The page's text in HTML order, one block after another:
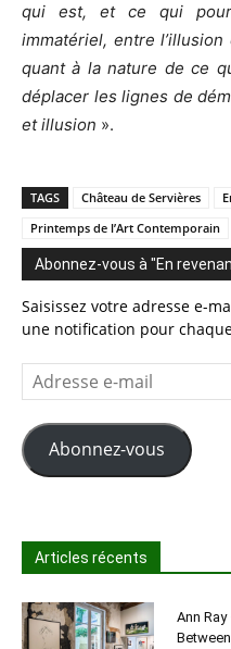
qui est, et ce qui
immatériel, entre
quant à la nature de ce
déplacer les lignes de
et illusion ».
TAGS Château de Servières
Printemps de l’Art Contemporain
Abonnez-vous à "En
Saisissez votre adresse e-
une notification pour
Adresse
e-
mail
Abonnez-vous
Articles récents
Ann